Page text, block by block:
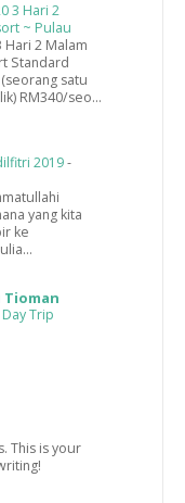
3 Hari 2
~ Pulau
Hari 2 Malam
Standard
satu
RM340/seo...
2019-
yang kita
ke
Tioman
Trip
This is your